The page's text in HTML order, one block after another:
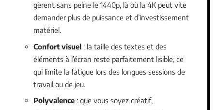
gèrent sans peine le 1440p, là où la 4K peut vite
demander plus de puissance et d’investissement
matériel.
Confort visuel : la taille des textes et des
éléments à l’écran reste parfaitement lisible, ce
qui limite la fatigue lors des longues sessions de
travail ou de jeu.
Polyvalence : que vous soyez créatif,